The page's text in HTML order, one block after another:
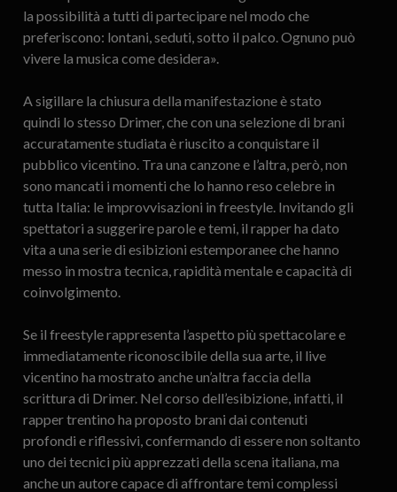
la possibilità a tutti di partecipare nel modo che
preferiscono: lontani, seduti, sotto il palco. Ognuno può
vivere la musica come desidera».
A sigillare la chiusura della manifestazione è stato
quindi lo stesso Drimer, che con una selezione di brani
accuratamente studiata è riuscito a conquistare il
pubblico vicentino. Tra una canzone e l’altra, però, non
sono mancati i momenti che lo hanno reso celebre in
tutta Italia: le improvvisazioni in freestyle. Invitando gli
spettatori a suggerire parole e temi, il rapper ha dato
vita a una serie di esibizioni estemporanee che hanno
messo in mostra tecnica, rapidità mentale e capacità di
coinvolgimento.
Se il freestyle rappresenta l’aspetto più spettacolare e
immediatamente riconoscibile della sua arte, il live
vicentino ha mostrato anche un’altra faccia della
scrittura di Drimer. Nel corso dell’esibizione, infatti, il
rapper trentino ha proposto brani dai contenuti
profondi e riflessivi, confermando di essere non soltanto
uno dei tecnici più apprezzati della scena italiana, ma
anche un autore capace di affrontare temi complessi